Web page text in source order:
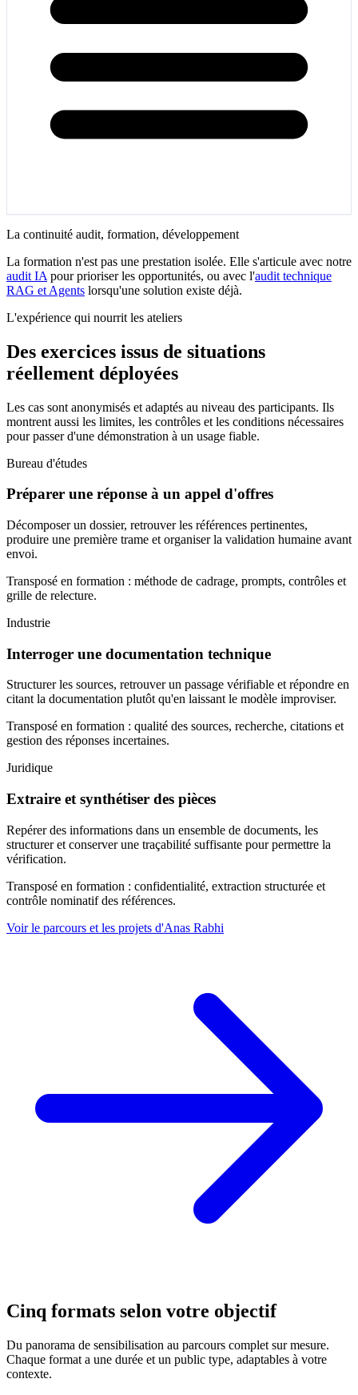
La continuité audit, formation, développement
La formation n'est pas une prestation isolée. Elle s'articule avec notre
audit IA pour prioriser les opportunités, ou avec l'audit technique
RAG et Agents lorsqu'une solution existe déjà.
L'expérience qui nourrit les ateliers
Des exercices issus de situations
réellement déployées
Les cas sont anonymisés et adaptés au niveau des participants. Ils
montrent aussi les limites, les contrôles et les conditions nécessaires
pour passer d'une démonstration à un usage fiable.
Bureau d'études
Préparer une réponse à un appel d'offres
Décomposer un dossier, retrouver les références pertinentes,
produire une première trame et organiser la validation humaine avant
envoi.
Transposé en formation : méthode de cadrage, prompts, contrôles et
grille de relecture.
Industrie
Interroger une documentation technique
Structurer les sources, retrouver un passage vérifiable et répondre en
citant la documentation plutôt qu'en laissant le modèle improviser.
Transposé en formation : qualité des sources, recherche, citations et
gestion des réponses incertaines.
Juridique
Extraire et synthétiser des pièces
Repérer des informations dans un ensemble de documents, les
structurer et conserver une traçabilité suffisante pour permettre la
vérification.
Transposé en formation : confidentialité, extraction structurée et
contrôle nominatif des références.
Voir le parcours et les projets d'Anas Rabhi
Cinq formats selon votre objectif
Du panorama de sensibilisation au parcours complet sur mesure.
Chaque format a une durée et un public type, adaptables à votre
contexte.